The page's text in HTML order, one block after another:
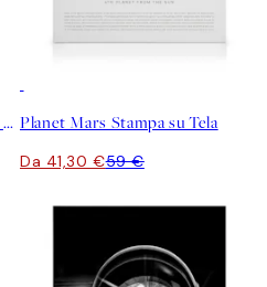
Pastel Headphones Stampa su Tela Planet Mars Stampa su Tela
Da 41,30 €59 €